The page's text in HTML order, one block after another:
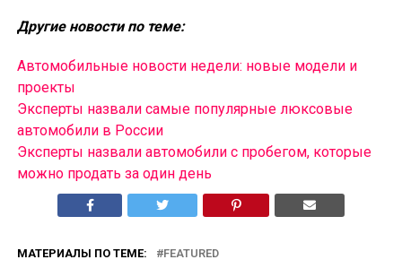
Другие новости по теме:
Автомобильные новости недели: новые модели и
проекты
Эксперты назвали самые популярные люксовые
автомобили в России
Эксперты назвали автомобили с пробегом, которые
можно продать за один день
МАТЕРИАЛЫ ПО ТЕМЕ: FEATURED